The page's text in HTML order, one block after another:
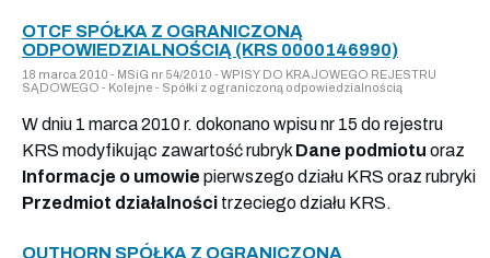
OTCF SPÓŁKA Z OGRANICZONĄ
ODPOWIEDZIALNOŚCIĄ (KRS 0000146990)
18 marca 2010 - MSiG nr 54/2010 - WPISY DO KRAJOWEGO REJESTRU
SĄDOWEGO - Kolejne - Spółki z ograniczoną odpowiedzialnością
W dniu 1 marca 2010 r. dokonano wpisu nr 15 do rejestru
KRS modyfikując zawartość rubryk Dane podmiotu oraz
Informacje o umowie pierwszego działu KRS oraz rubryki
Przedmiot działalności trzeciego działu KRS.
OUTHORN SPÓŁKA Z OGRANICZONĄ